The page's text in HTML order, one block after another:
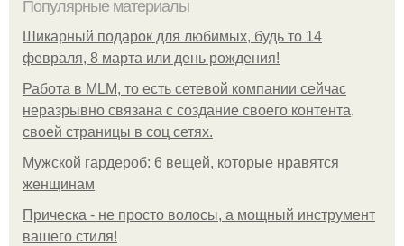
Популярные материалы
Шикарный подарок для любимых, будь то 14
февраля, 8 марта или день рождения!
Работа в MLM, то есть сетевой компании сейчас
неразрывно связана с создание своего контента,
своей страницы в соц сетях.
Мужской гардероб: 6 вещей, которые нравятся
женщинам
Прическа - не просто волосы, а мощный инструмент
вашего стиля!